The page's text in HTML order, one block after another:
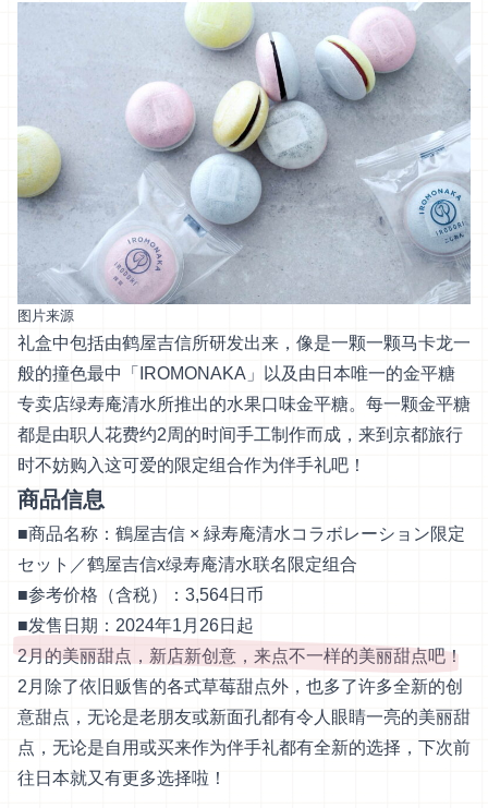
图片来源
礼盒中包括由鹤屋吉信所研发出来，像是一颗一颗马卡龙一
般的撞色最中「IROMONAKA」以及由日本唯一的金平糖
专卖店绿寿庵清水所推出的水果口味金平糖。每一颗金平糖
都是由职人花费约2周的时间手工制作而成，来到京都旅行
时不妨购入这可爱的限定组合作为伴手礼吧！
商品信息
■商品名称：鶴屋吉信 × 緑寿庵清水コラボレーション限定
セット／鹤屋吉信x绿寿庵清水联名限定组合
■参考价格（含税）：3,564日币
■发售日期：2024年1月26日起
2月的美丽甜点，新店新创意，来点不一样的美丽甜点吧！
2月除了依旧贩售的各式草莓甜点外，也多了许多全新的创
意甜点，无论是老朋友或新面孔都有令人眼睛一亮的美丽甜
点，无论是自用或买来作为伴手礼都有全新的选择，下次前
往日本就又有更多选择啦！